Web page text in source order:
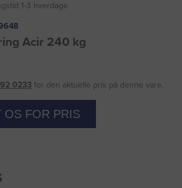
1-3 hverdage
Acir 240 kg
0233 for den aktuelle pris på denne vare.
OS FOR PRIS